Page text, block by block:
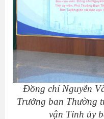
Đồng chí Nguyễn
Trưởng ban Thường
vận Tỉnh ủy